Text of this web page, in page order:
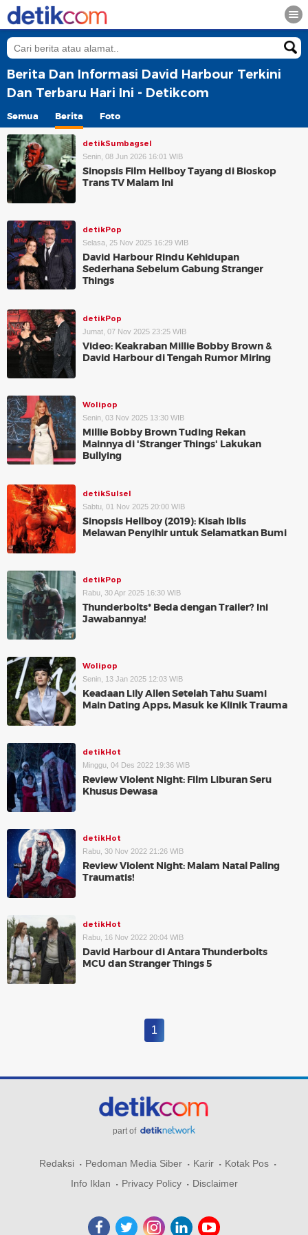
Berita Dan Informasi David Harbour Terkini
Dan Terbaru Hari Ini - Detikcom
Semua Berita Foto
detikSumbagsel
Senin, 08 Jun 2026 16:01 WIB
Sinopsis Film Hellboy Tayang di Bioskop
Trans TV Malam Ini
detikPop
Selasa, 25 Nov 2025 16:29 WIB
David Harbour Rindu Kehidupan
Sederhana Sebelum Gabung Stranger
Things
detikPop
Jumat, 07 Nov 2025 23:25 WIB
Video: Keakraban Millie Bobby Brown &
David Harbour di Tengah Rumor Miring
Wolipop
Senin, 03 Nov 2025 13:30 WIB
Millie Bobby Brown Tuding Rekan
Mainnya di 'Stranger Things' Lakukan
Bullying
detikSulsel
Sabtu, 01 Nov 2025 20:00 WIB
Sinopsis Hellboy (2019): Kisah Iblis
Melawan Penyihir untuk Selamatkan Bumi
detikPop
Rabu, 30 Apr 2025 16:30 WIB
Thunderbolts* Beda dengan Trailer? Ini
Jawabannya!
Wolipop
Senin, 13 Jan 2025 12:03 WIB
Keadaan Lily Allen Setelah Tahu Suami
Main Dating Apps, Masuk ke Klinik Trauma
detikHot
Minggu, 04 Des 2022 19:36 WIB
Review Violent Night: Film Liburan Seru
Khusus Dewasa
detikHot
Rabu, 30 Nov 2022 21:26 WIB
Review Violent Night: Malam Natal Paling
Traumatis!
detikHot
Rabu, 16 Nov 2022 20:04 WIB
David Harbour di Antara Thunderbolts
MCU dan Stranger Things 5
1
part of
Redaksi Pedoman Media Siber Karir
Kotak Pos
Info Iklan
Privacy Policy Disclaimer